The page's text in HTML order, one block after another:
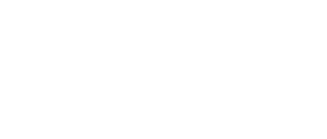
de cette